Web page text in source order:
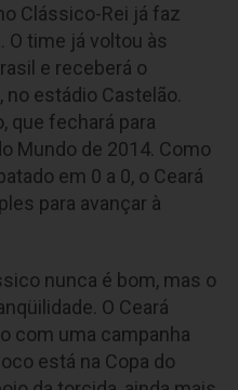
Clássico-Rei já faz
O time já voltou às
e receberá o
no estádio Castelão.
que fechará para
Mundo de 2014. Como
em 0 a 0, o Ceará
para avançar à
nunca é bom, mas o
O Ceará
com uma campanha
está na Copa do